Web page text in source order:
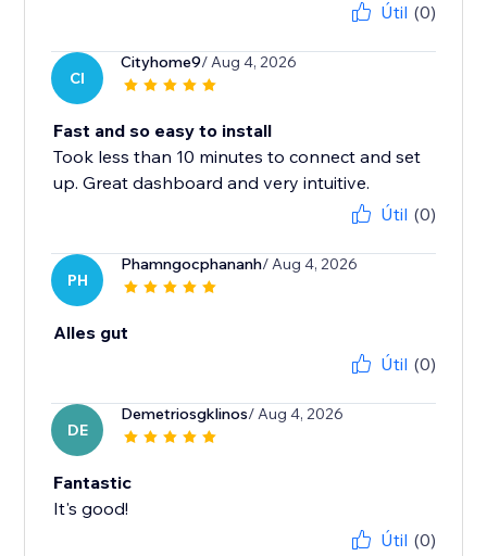
Útil (0)
CI
Cityhome9/ Aug 4, 2026
Fast and so easy to install
Took less than 10 minutes to connect and set
up. Great dashboard and very intuitive.
Útil (0)
PH
Phamngocphananh/ Aug 4, 2026
Alles gut
Útil (0)
DE
Demetriosgklinos/ Aug 4, 2026
Fantastic
It's good!
Útil (0)